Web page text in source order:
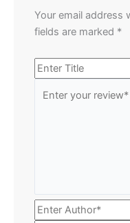
Your email address
fields are marked *